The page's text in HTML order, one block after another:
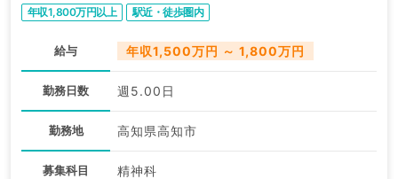
年収1,800万円以上 駅近・徒歩圏内
給与 年収1,500万円 ～ 1,800万円
勤務日数 週5.00日
勤務地 高知県高知市
募集科目 精神科